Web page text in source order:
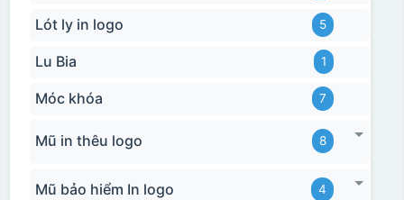
Lót ly in logo 5
Lu Bia 1
Móc khóa 7
Mũ in thêu logo 8
Mũ bảo hiểm In logo 4